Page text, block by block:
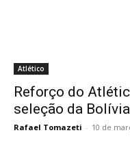
Atlético
Reforço do
seleção da Bolívia
Rafael Tomazeti - 10 de